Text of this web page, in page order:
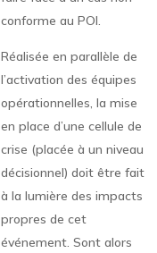
conforme au POI.
Réalisée en parallèle de
l’activation des équipes
opérationnelles, la mise
en place d’une cellule de
crise (placée à un niveau
décisionnel) doit être fait
à la lumière des impacts
propres de cet
événement. Sont alors